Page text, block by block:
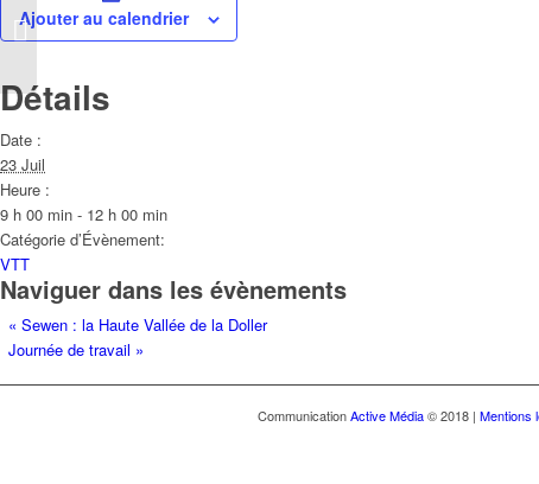
Ajouter au calendrier
Détails
Date :
23 Juil
Heure :
9 h 00 min - 12 h 00 min
Catégorie d’Évènement:
VTT
Naviguer dans les évènements
« Sewen : la Haute Vallée de la Doller
Journée de travail »
CommunicationActive Média© 2018 | Mentions
Sewen : la Haute Vallée de la Doller